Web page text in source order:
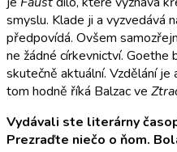
smyslu. Klade ji a vyzvedává
předpovídá. Ovšem
ne žádné církevnictví. Goethe
skutečně aktuální. Vzdělání je
tom hodně říká Balzac ve
Vydávali ste literárny
Prezraďte niečo o ňom.